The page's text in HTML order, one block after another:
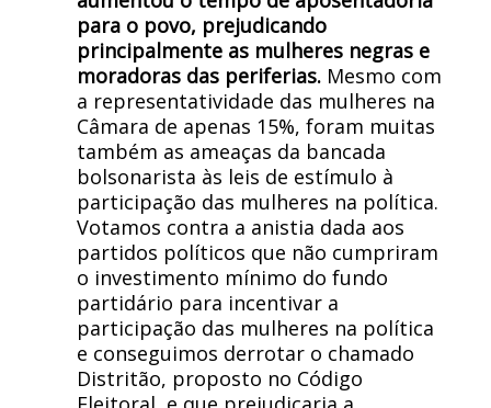
para o povo, prejudicando
principalmente as mulheres negras e
moradoras das periferias. Mesmo com
a representatividade das mulheres na
Câmara de apenas 15%, foram muitas
também as ameaças da bancada
bolsonarista às leis de estímulo à
participação das mulheres na política.
Votamos contra a anistia dada aos
partidos políticos que não cumpriram
o investimento mínimo do fundo
partidário para incentivar a
participação das mulheres na política
e conseguimos derrotar o chamado
Distritão, proposto no Código